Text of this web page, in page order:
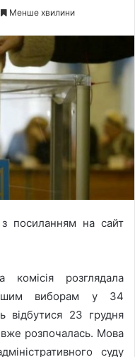
Менше хвилини
посиланням на сайт
комісія розглядала
виборам у 34
відбутися 23 грудня
вже розпочалась. Мова
суду